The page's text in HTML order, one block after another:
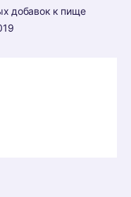
добавок к пище